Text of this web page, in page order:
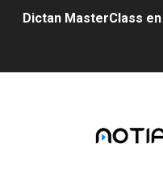
Dictan MasterClass
Gobernador Arnaldo